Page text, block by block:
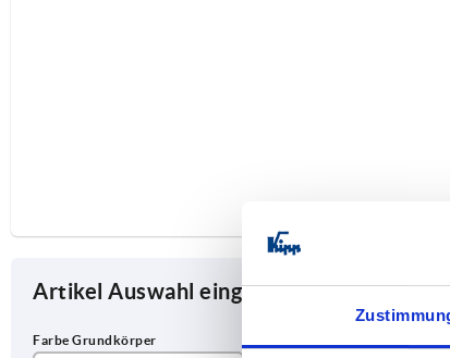
Artikel Auswahl eingrenzen